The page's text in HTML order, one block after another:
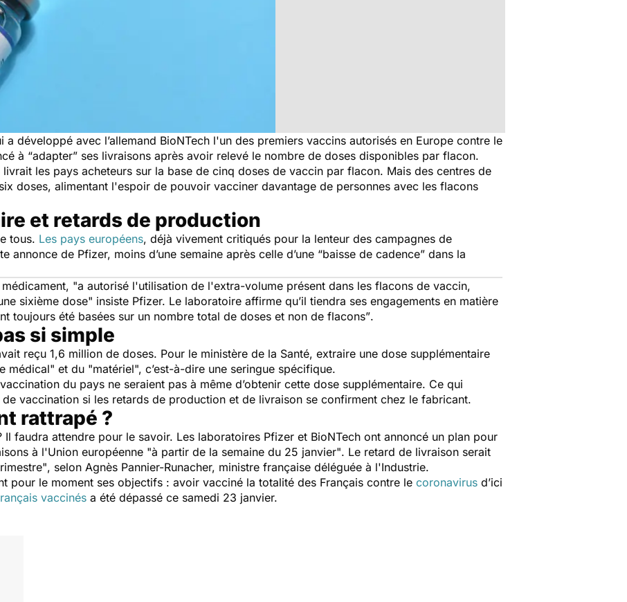
développé avec l’allemand BioNTech l'un des premiers vaccins autorisés en Europe contre le
à “adapter” ses livraisons après avoir relevé le nombre de doses disponibles par flacon.
les pays acheteurs sur la base de cinq doses de vaccin par flacon. Mais des centres de
doses, alimentant l'espoir de pouvoir vacciner davantage de personnes avec les flacons
et retards de production
tous. Les pays européens, déjà vivement critiqués pour la lenteur des campagnes de
annonce de Pfizer, moins d’une semaine après celle d’une “baisse de cadence” dans la
"a autorisé l'utilisation de l'extra-volume présent dans les flacons de vaccin,
sixième dose" insiste Pfizer. Le laboratoire affirme qu’il tiendra ses engagements en matière
toujours été basées sur un nombre total de doses et non de flacons”.
si simple
reçu 1,6 million de doses. Pour le ministère de la Santé, extraire une dose supplémentaire
médical" et du "matériel", c’est-à-dire une seringue spécifique.
du pays ne seraient pas à même d’obtenir cette dose supplémentaire. Ce qui
vaccination si les retards de production et de livraison se confirment chez le fabricant.
rattrapé ?
faudra attendre pour le savoir. Les laboratoires Pfizer et BioNTech ont annoncé un plan pour
à l'Union européenne "à partir de la semaine du 25 janvier". Le retard de livraison serait
, selon Agnès Pannier-Runacher, ministre française déléguée à l'Industrie.
pour le moment ses objectifs : avoir vacciné la totalité des Français contre le coronavirus d’ici
vaccinés a été dépassé ce samedi 23 janvier.